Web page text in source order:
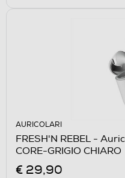
AURICOLARI
FRESH'N REBEL -
CORE-GRIGIO CHIARO
€ 29,90